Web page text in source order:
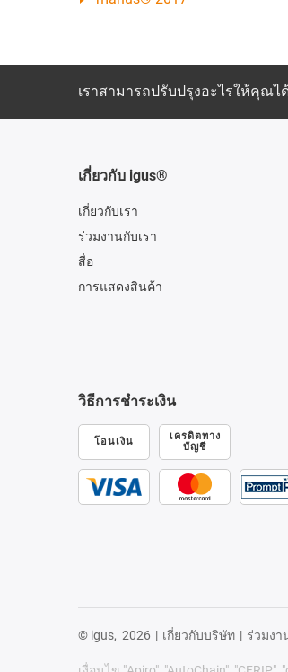
เราสามารถปรับปรุงอะไรให้คุณ
เกี่ยวกับ igus®
เกี่ยวกับเรา
ร่วมงานกับเรา
สื่อ
การแสดงสินค้า
วิธีการชำระเงิน
โอนเงิน
เครดิตทาง
บัญชี
© igus, 2026 | เกี่ยวกับบริษัท | ร่วมงา